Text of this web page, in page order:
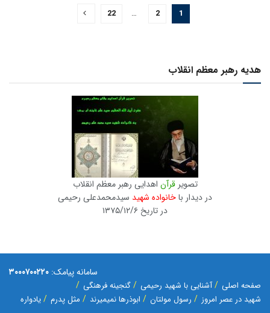
1
2
…
22
هدیه رهبر معظم انقلاب
تصویرقرآن اهدایی رهبر معظم انقلاب
در دیدار باخانواده شهید سیدمحمدعلی رحیمی
در تاریخ ۱۳۷۵/۱۲/۶
سامانه پیامک: ۳۰۰۰۷۰۰۲۲۰
صفحه اصلی آشنایی با شهید رحیمی
گنجینه فرهنگی
شهید در عصر امروز
رسول مولتان ابوذرها نمیمیرند مثل پدرم یادواره